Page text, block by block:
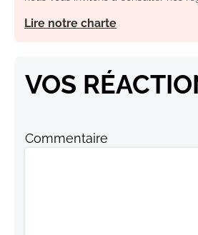
Lire notre charte
VOS
Commentaire